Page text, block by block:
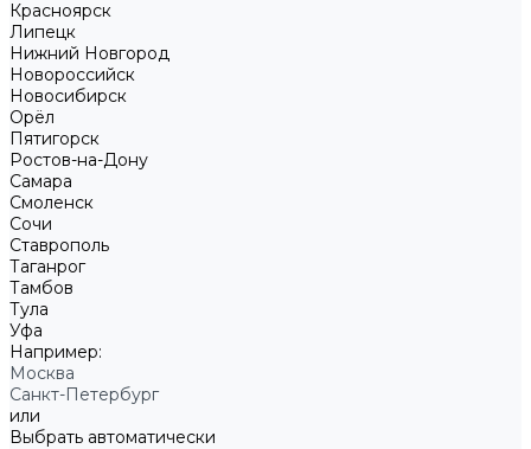
Красноярск
Липецк
Нижний Новгород
Новороссийск
Новосибирск
Орёл
Пятигорск
Ростов-на-Дону
Самара
Смоленск
Сочи
Ставрополь
Таганрог
Тамбов
Тула
Уфа
Например:
Москва
Санкт-Петербург
или
Выбрать автоматически